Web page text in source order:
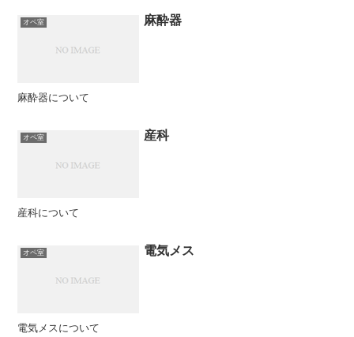
オペ室 麻酔器
麻酔器について
オペ室 産科
産科について
オペ室 電気メス
電気メスについて